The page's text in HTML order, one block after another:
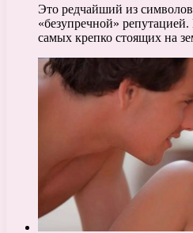
Это редчайший из
«безупречной»
самых крепко стоящих на